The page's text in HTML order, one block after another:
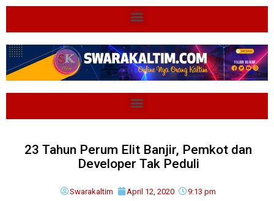
23 Tahun Perum Elit Banjir, Pemkot dan
Developer Tak Peduli
Swarakaltim April 12, 2020 9:13 pm